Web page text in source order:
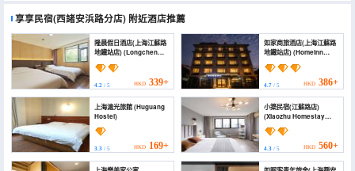
享享民宿(西諸安浜路分店) 附近酒店推薦
隆晨假日酒店(上海江蘇路
地鐵站店) (Longchen
Holiday Hotel
(Shanghai Jiangsu
Road Subway Station))
4.2 / 5 HKD 339+
如家商旅酒店(上海江蘇路
地鐵站店) (Homeinn
Selected Hotel
(Shanghai Jiangsu
Road Subway Station))
4.7/ 5 HKD 386+
上海滬光旅館 (Huguang
Hostel)
3.3 / 5 HKD 169+
小築民宿(江蘇路店)
(Xiaozhu Homestay
(Jiangsu Road))
4.3/ 5 HKD 560+